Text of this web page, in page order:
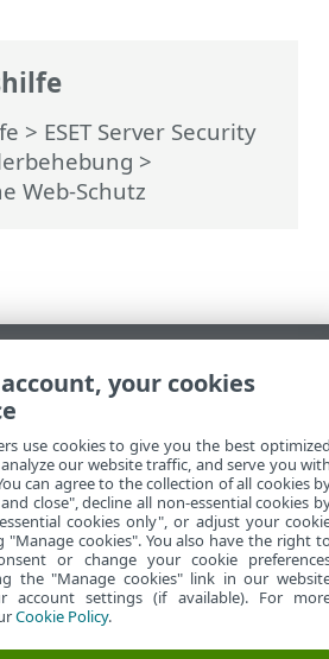
> ESET Server Security
>
Web-Schutz
s r.
Cookies verwalten
Cookie-Richtlinie
your cookies
use cookies to give you the best
our website traffic, and serve you
can agree to the collection of all cookies
close", decline all non-essential cookies
cookies only", or adjust your
"Manage cookies". You also have the right
or change your cookie
the "Manage cookies" link in our
settings (if available). For
Cookie Policy.